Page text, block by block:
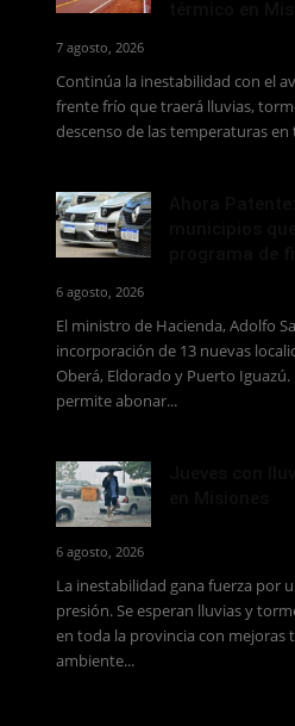
7 agosto, 2026
Continúa la inestabilidad con el
frente frío que traerá lluvias,
descenso de las temperaturas en
6 agosto, 2026
El ministro de Hacienda, Adolfo
incorporación de 13 nuevas
Oberá, Eldorado y Puerto
permite abonar...
6 agosto, 2026
La inestabilidad gana fuerza por
presión. Se esperan lluvias y
en toda la provincia con mejoras
ambiente...